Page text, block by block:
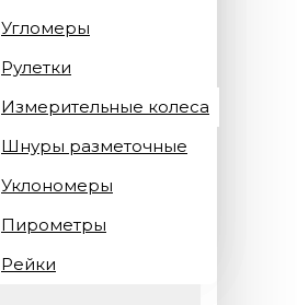
Угломеры
Рулетки
Измерительные колеса
Шнуры разметочные
Уклономеры
Пирометры
Рейки